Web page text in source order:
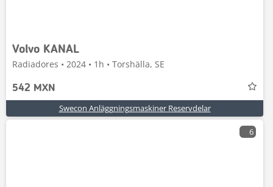
Volvo KANAL
Radiadores • 2024 • 1h • Torshälla, SE
542 MXN
Swecon Anläggningsmaskiner Reservdelar
6